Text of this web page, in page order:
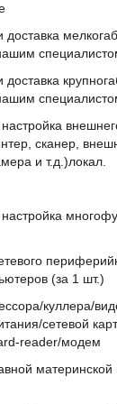
сканер,
и т.д.)локал.
(за 1 шт.)
куллера/
сетевой
reader/модем